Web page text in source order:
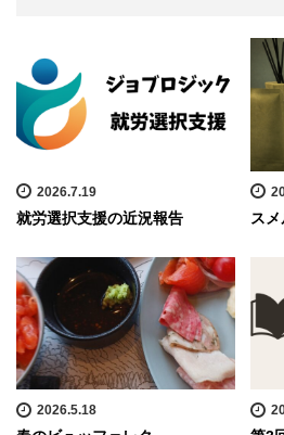
2026.7.19
就労選択支援の近況報告 ス
2026.5.18